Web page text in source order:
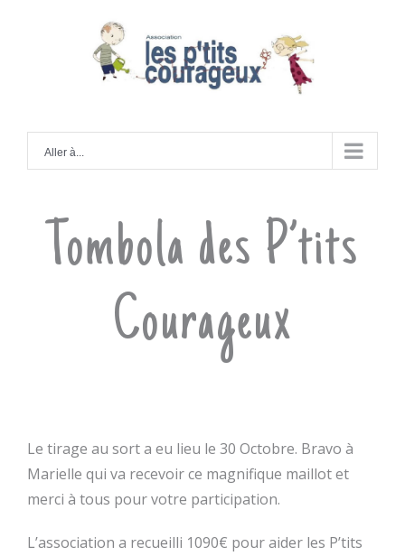
contentAller à...
Tombola des P’tits
Courageux
Le tirage au sort a eu lieu le 30 Octobre. Bravo à
Marielle qui va recevoir ce magnifique maillot et
merci à tous pour votre participation.
L’association a recueilli 1090€ pour aider les P’tits